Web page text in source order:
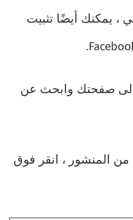
، يمكنك أيضًا تثبيت
إلى صفحتك وابحث عن
من المنشور ، انقر فوق